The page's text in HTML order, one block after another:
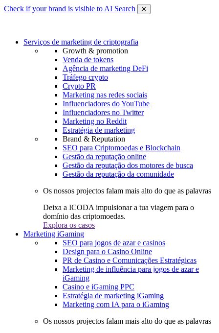
Check if your brand is visible to AI Search ✕
Serviços de marketing de criptografia
Growth & promotion
Venda de tokens
Agência de marketing DeFi
Tráfego crypto
Crypto PR
Marketing nas redes sociais
Influenciadores do YouTube
Influenciadores no Twitter
Marketing no Reddit
Estratégia de marketing
Brand & Reputation
SEO para Criptomoedas e Blockchain
Gestão da reputação online
Gestão da reputação dos motores de busca
Gestão da reputação da comunidade
Os nossos projectos falam mais alto do que as palavras
Deixa a ICODA impulsionar a tua viagem para o
domínio das criptomoedas.
Explora os casos
Marketing iGaming
SEO para jogos de azar e casinos
Design para o Casino Online
PR de Casino e Comunicações Estratégicas
Marketing de influência para jogos de azar e
iGaming
Casino e iGaming PPC
Estratégia de marketing iGaming
Marketing com IA para o iGaming
Os nossos projectos falam mais alto do que as palavras